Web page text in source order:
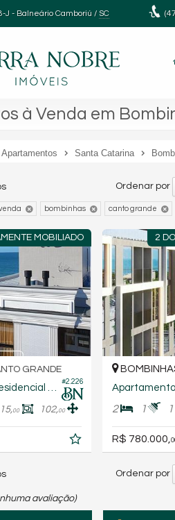
J - Balneário Camboriú / SC
à Venda em
Apartamentos Santa Catarina
Ordenar por
bombinhas canto grande
MOBILIADO
#2.226
GRANDE
00 102,00
2
2 1 1
R$ 780.000,
Ordenar por
avaliação)